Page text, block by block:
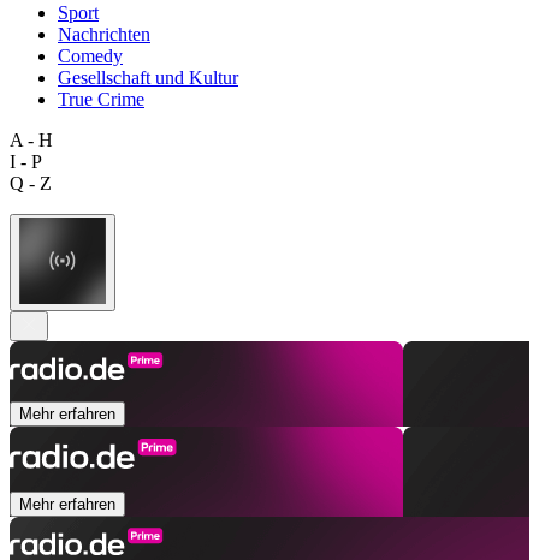
Sport
Nachrichten
Comedy
Gesellschaft und Kultur
True Crime
A - H
I - P
Q - Z
Mehr erfahren
Mehr erfahren